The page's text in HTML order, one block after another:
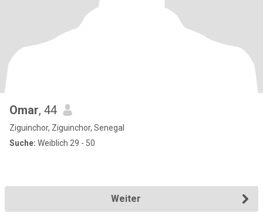
Omar, 44
Ziguinchor, Ziguinchor, Senegal
Suche: Weiblich 29 - 50
Weiter